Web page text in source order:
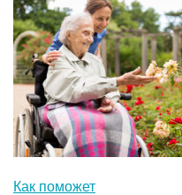
Как поможет